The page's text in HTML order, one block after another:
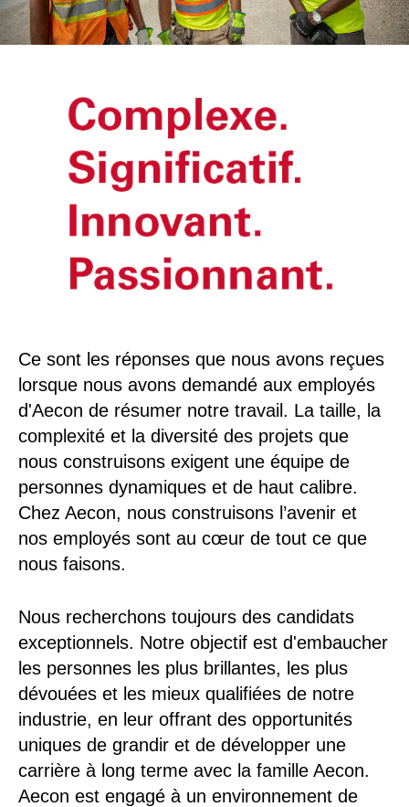
Ce sont les réponses que nous avons reçues
lorsque nous avons demandé aux employés
d'Aecon de résumer notre travail. La taille, la
complexité et la diversité des projets que
nous construisons exigent une équipe de
personnes dynamiques et de haut calibre.
Chez Aecon, nous construisons l’avenir et
nos employés sont au cœur de tout ce que
nous faisons.
Nous recherchons toujours des candidats
exceptionnels. Notre objectif est d'embaucher
les personnes les plus brillantes, les plus
dévouées et les mieux qualifiées de notre
industrie, en leur offrant des opportunités
uniques de grandir et de développer une
carrière à long terme avec la famille Aecon.
Aecon est engagé à un environnement de